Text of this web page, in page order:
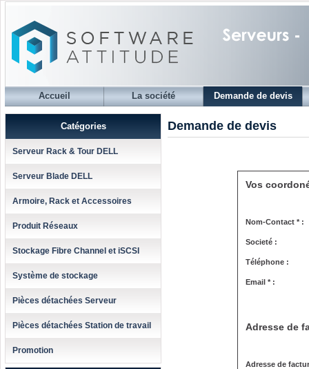
Accueil La société Demande de devis
Catégories
Serveur Rack & Tour DELL
Serveur Blade DELL
Armoire, Rack et Accessoires
Produit Réseaux
Stockage Fibre Channel et iSCSI
Système de stockage
Pièces détachées Serveur
Pièces détachées Station de travail
Promotion
Demande de devis
Vos
Nom-Contact * :
Societé :
Téléphone :
Email * :
Adresse de
Adresse de